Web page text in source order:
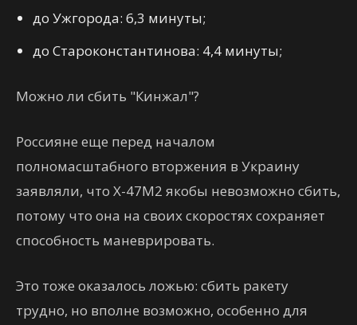
до Ужгорода: 6,3 минуты;
до Староконстантинова: 4,4 минуты;
Можно ли сбить "Кинжал"?
Россияне еще перед началом
полномасштабного вторжения в Украину
заявляли, что Х-47М2 якобы невозможно сбить,
потому что она на своих скоростях сохраняет
способность маневрировать.
Это тоже оказалось ложью: сбить ракету
трудно, но вполне возможно, особенно для